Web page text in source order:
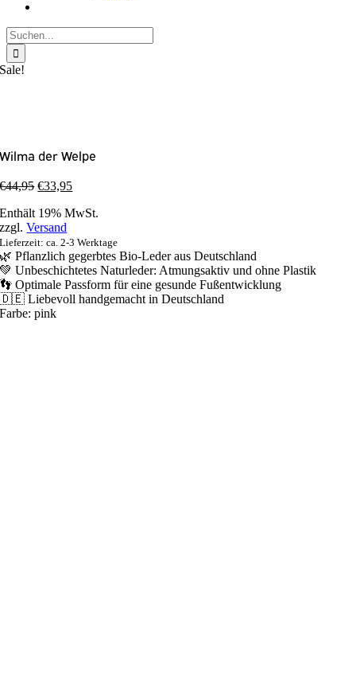
Suche
nach:
Sale!
Wilma der Welpe
€44,95 €33,95
Enthält 19% MwSt.
zzgl.Versand
Lieferzeit: ca. 2-3 Werktage
🌿 Pflanzlich gegerbtes Bio-Leder aus Deutschland
💚 Unbeschichtetes Naturleder: Atmungsaktiv und ohne Plastik
👣 Optimale Passform für eine gesunde Fußentwicklung
🇩🇪 Liebevoll handgemacht in Deutschland
Farbe:pink